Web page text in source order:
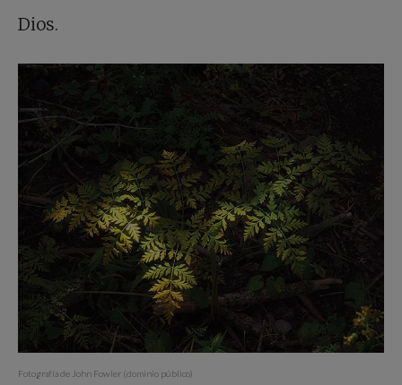
Dios.
Fotografía de John Fowler (dominio público)